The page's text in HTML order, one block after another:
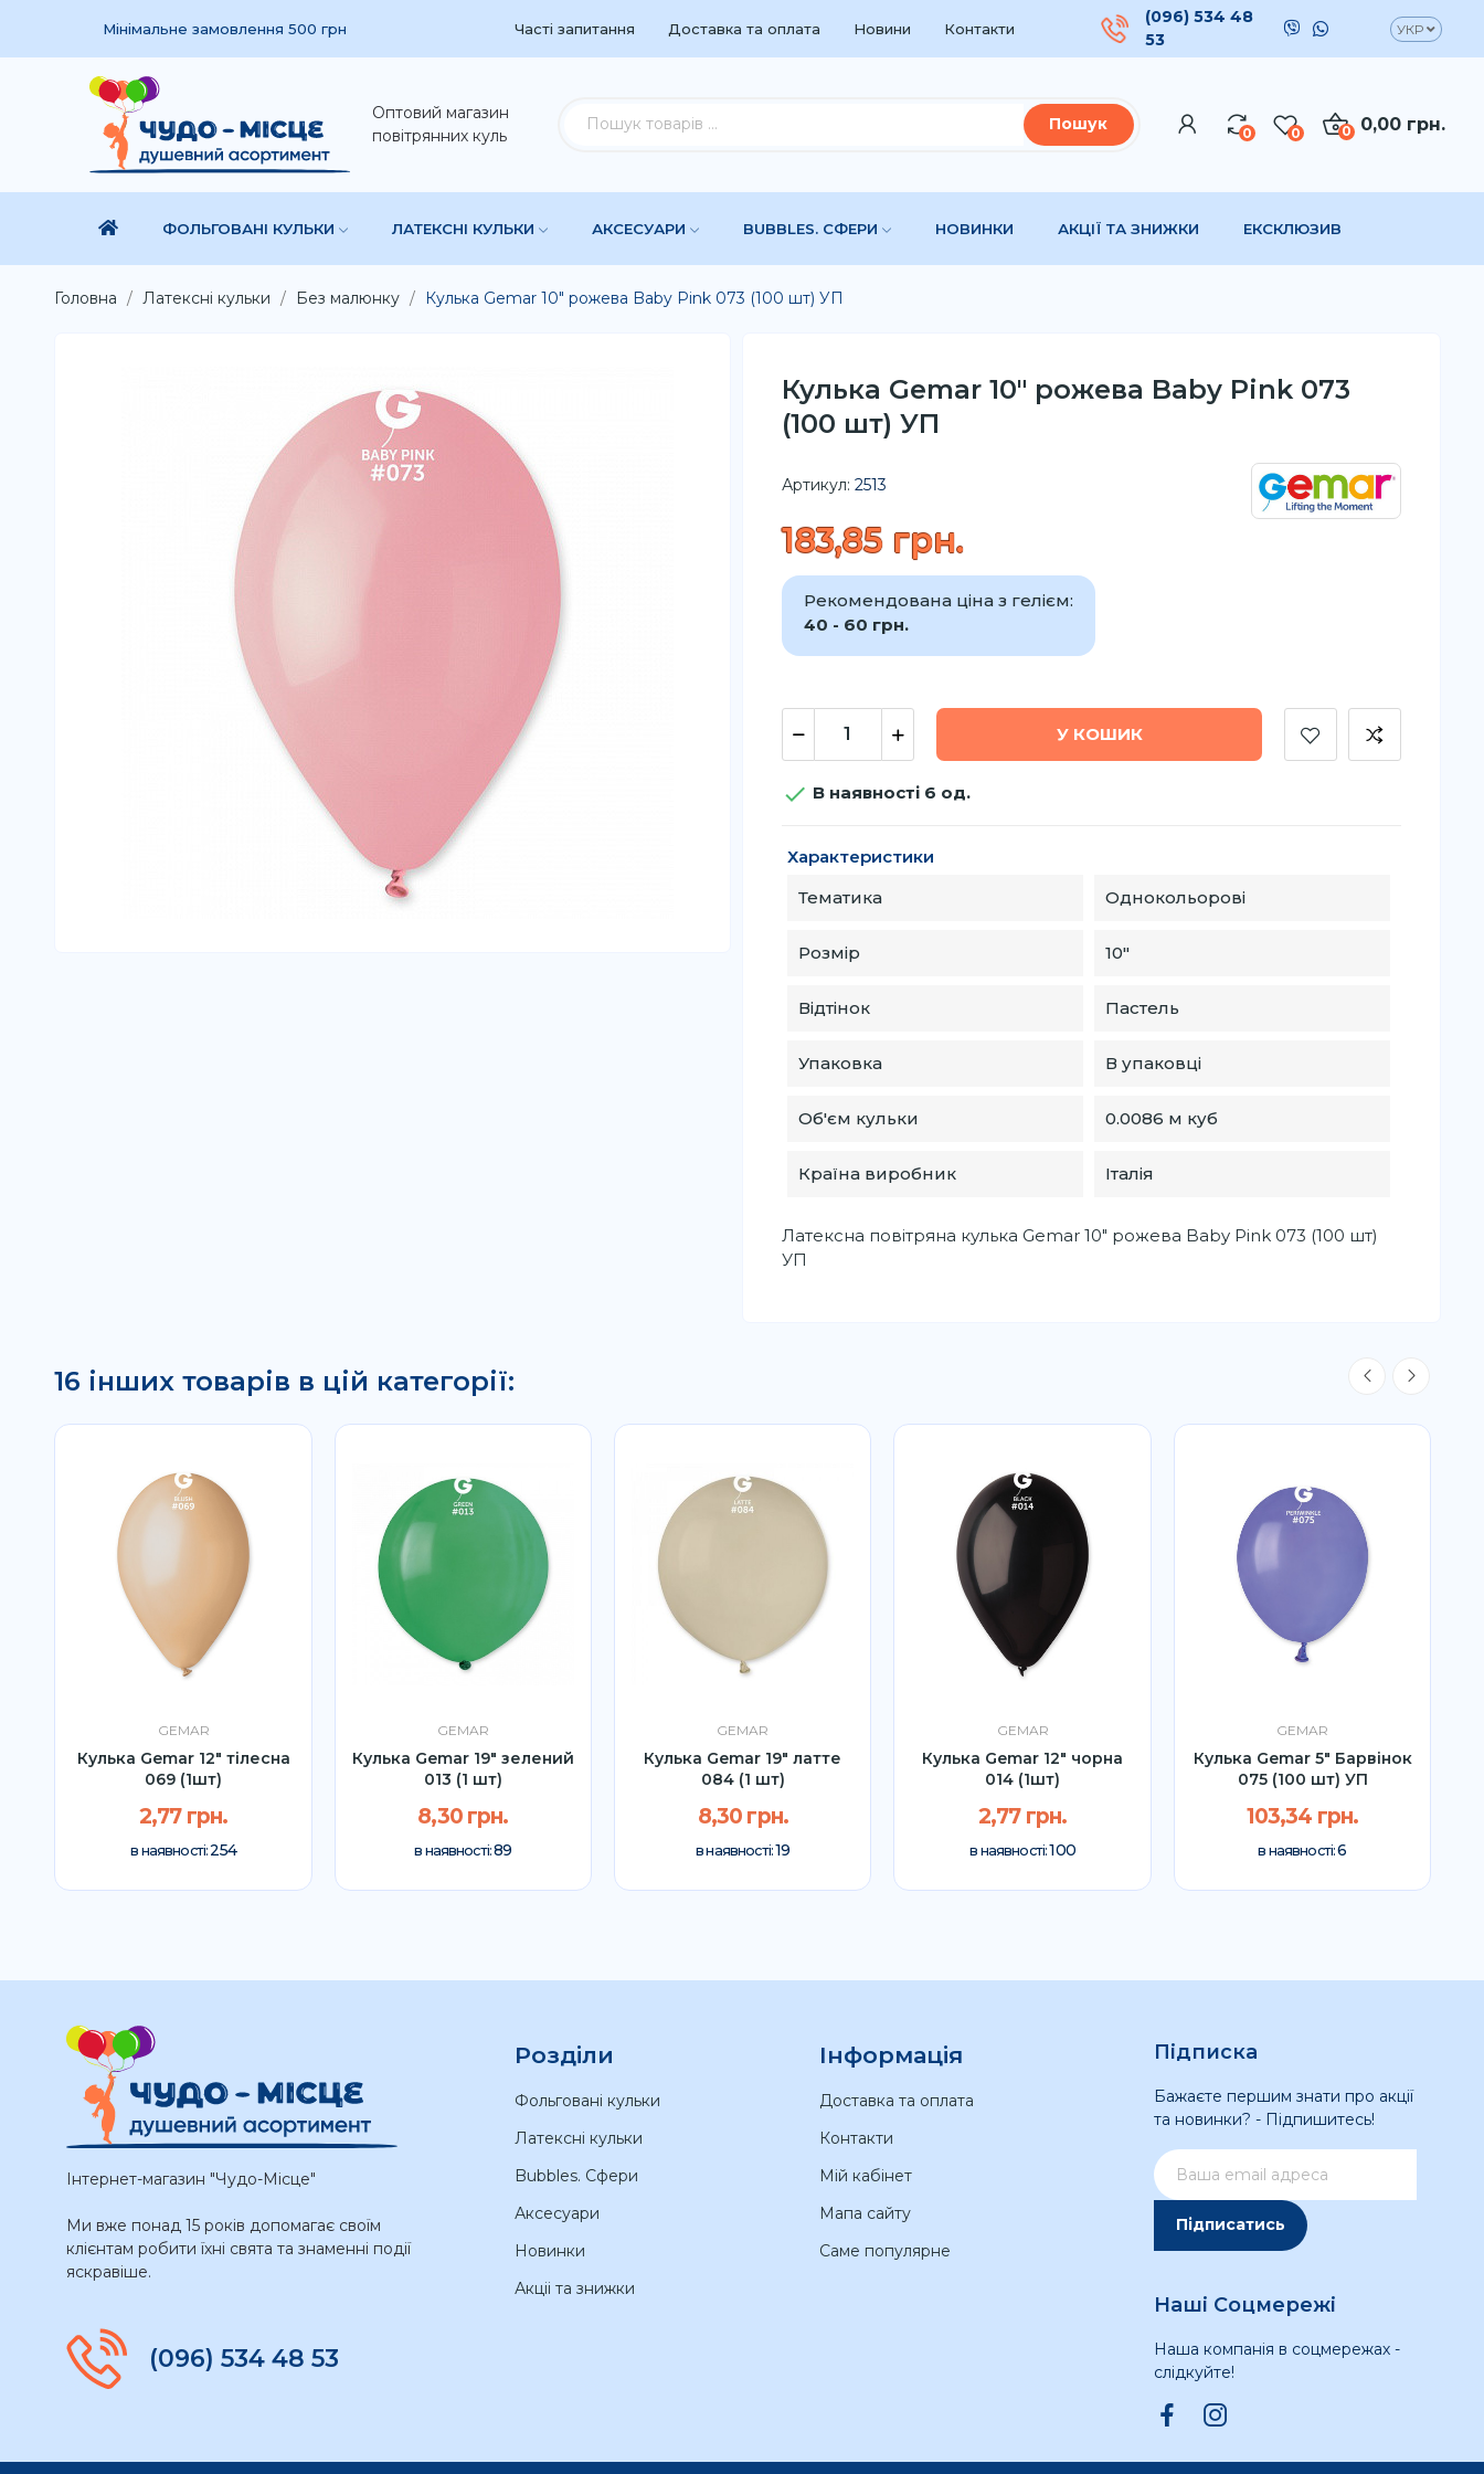
Мінімальне замовлення 500 грн Часті запитання Доставка та оплата Новини Контакти
(096) 534 48
53
УКР
Оптовий магазин
повітрянних куль
Пошук 0 0 0,00 грн.
0
ФОЛЬГОВАНІ КУЛЬКИ ЛАТЕКСНІ КУЛЬКИ АКСЕСУАРИ BUBBLES. СФЕРИ НОВИНКИ АКЦІЇ ТА ЗНИЖКИ ЕКСКЛЮЗИВ
Головна Латексні кульки Без малюнку Кулька Gemar 10" рожева Baby Pink 073 (100 шт) УП
Кулька Gemar 10" рожева Baby Pink 073
(100 шт) УП
Артикул: 2513
183,85 грн.
Рекомендована ціна з гелієм:
40 - 60 грн.
У КОШИК
 В наявності 6 од.
Характеристики
Тематика
Однокольорові
Розмір 10″
Відтінок Пастель
Упаковка В упаковці
Об'єм кульки 0.0086 м куб
Країна виробник Італія
Латексна повітряна кулька Gemar 10" рожева Baby Pink 073 (100 шт)
УП
16 інших товарів в цій категорії:
GEMAR
Кулька Gemar 12" тілесна
069 (1шт)
2,77 грн.
в наявності:254
GEMAR
Кулька Gemar 19" зелений
013 (1 шт)
8,30 грн.
в наявності:89
GEMAR
Кулька Gemar 19" латте
084 (1 шт)
8,30 грн.
в наявності:19
GEMAR
Кулька Gemar 12" чорна
014 (1шт)
2,77 грн.
в наявності:100
GEMAR
Кулька Gemar 5″ Барвінок
075 (100 шт) УП
103,34 грн.
в наявності:6
Інтернет-магазин "Чудо-Місце"
Ми вже понад 15 років допомагає своїм
клієнтам робити їхні свята та знаменні події
яскравіше.
(096) 534 48 53
Розділи
Фольговані кульки
Латексні кульки
Bubbles. Сфери
Аксесуари
Новинки
Акціі та знижки
Інформація
Доставка та оплата
Контакти
Мій кабінет
Мапа сайту
Саме популярне
Підписка
Бажаєте першим знати про акції
та новинки? - Підпишитесь!
Підписатись
Наші Соцмережі
Наша компанія в соцмережах -
слідкуйте!